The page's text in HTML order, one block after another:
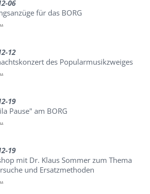
06
für das BORG
12
des Popularmusikzweiges
19
Pause" am BORG
19
mit Dr. Klaus Sommer zum Thema
und Ersatzmethoden